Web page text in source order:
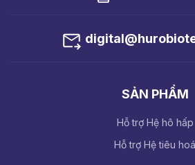
SẢN PHẨM
Hỗ trợ Hệ hô hấp
Hỗ trợ Hệ tiêu hoá